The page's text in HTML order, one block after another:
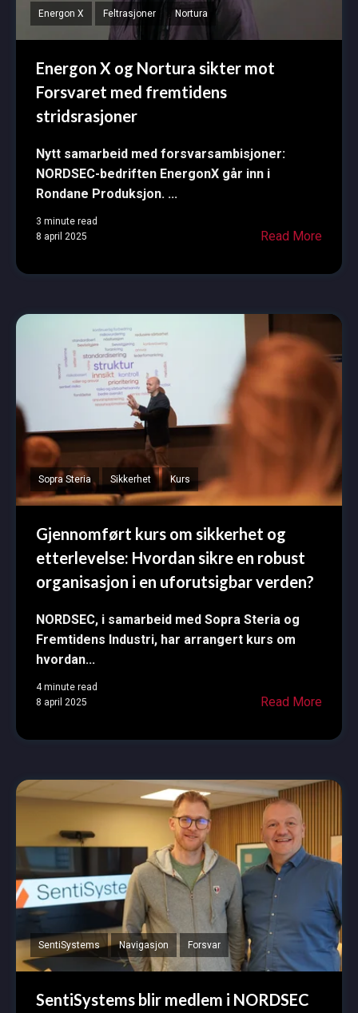
Energon X Feltrasjoner Nortura
Energon X og Nortura sikter mot
Forsvaret med fremtidens
stridsrasjoner
Nytt samarbeid med forsvarsambisjoner:
NORDSEC-bedriften EnergonX går inn i
Rondane Produksjon. ...
3 minute read
8 april 2025
Read More
Sopra Steria Sikkerhet Kurs
Gjennomført kurs om sikkerhet og
etterlevelse: Hvordan sikre en robust
organisasjon i en uforutsigbar verden?
NORDSEC, i samarbeid med Sopra Steria og
Fremtidens Industri, har arrangert kurs om
hvordan...
4 minute read
8 april 2025
Read More
SentiSystems Navigasjon Forsvar
SentiSystems blir medlem i NORDSEC